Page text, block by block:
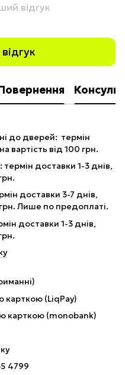
відгук
до дверей: термін
вартість від 100 грн.
доставки 1-3 днів,
доставки 3-7 днів,
грн. Лише по предоплаті.
доставки 1-3 днів,
карткою (LiqPay)
карткою (monobank)
4799